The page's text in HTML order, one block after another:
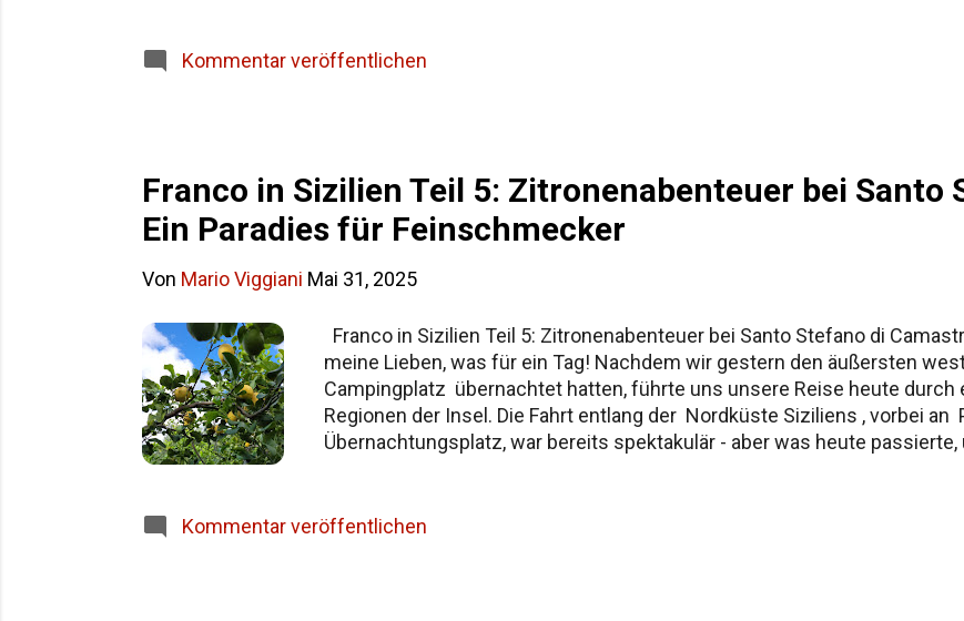
Kommentar veröffentlichen
Franco in Sizilien Teil 5: Zitronenabenteuer bei Santo
Ein Paradies für Feinschmecker
Von Mario Viggiani Mai 31, 2025
Franco in Sizilien Teil 5: Zitronenabenteuer bei Santo Stefano di
meine Lieben, was für ein Tag! Nachdem wir gestern den äußersten
Campingplatz übernachtet hatten, führte uns unsere Reise heute
Regionen der Insel. Die Fahrt entlang der Nordküste Siziliens , vorbei
Übernachtungsplatz, war bereits spektakulär - aber was heute
wir etwas, das mein Herz höher schlagen ließ: eine Zitronenplantage ,
Kommentar veröffentlichen